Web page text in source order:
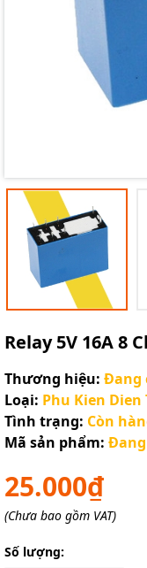
Relay 5V 16A 8
Thương hiệu: Đang
Loại: Phu Kien Dien
Tình trạng: Còn
Mã sản phẩm:
25.000₫
(Chưa bao gồm VAT)
Số lượng:
Điều kiện: